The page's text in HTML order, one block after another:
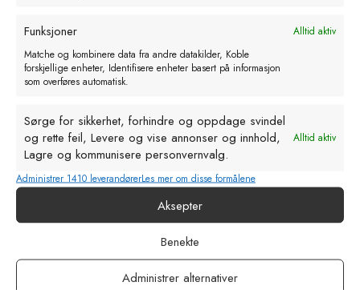
Funksjoner
Alltid aktiv
Matche og kombinere data fra andre datakilder, Koble
forskjellige enheter, Identifisere enheter basert på informasjon
som overføres automatisk.
Sørge for sikkerhet, forhindre og oppdage svindel
og rette feil, Levere og vise annonser og innhold,
Lagre og kommunisere personvernvalg.
Alltid aktiv
Administrer 1410 leverandørerLes mer om disse formålene
Aksepter
Benekte
Administrer alternativer
AKO Isolert kabel Ø2.5mm. 50m
405,00 eks. MVA
Legg i handlekurv